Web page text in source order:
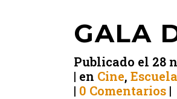
GALA
Publicado el 28
en Cine,
0 Comentarios